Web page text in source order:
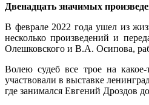
Двенадцать значимых
В феврале 2022 года ушел из
несколько произведений и
Олешковского и В.А. Осипова,
Волею судеб все трое на какое-
участвовали в выставке
где занимался Евгений Дроздов